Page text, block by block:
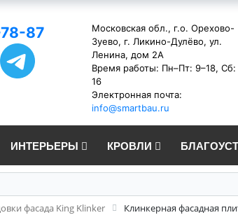
87
Московская обл., г.о. Орехово-
Зуево, г. Ликино-Дулёво, ул.
Ленина, дом 2А
Время работы: Пн–Пт: 9–18, Сб:
16
Электронная почта:
info@smartbau.ru
ИНТЕРЬЕРЫ КРОВЛИ
фасада King Klinker Клинкерная фасадная